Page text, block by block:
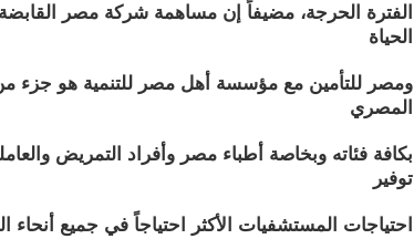
الفترة الحرجة، مضيفاً إن مساهمة شركة مصر القابضة
الحياة
ومصر للتأمين مع مؤسسة أهل مصر للتنمية هو جزء
المصري
بكافة فئاته وبخاصة أطباء مصر وأفراد التمريض
توفير
احتياجات المستشفيات الأكثر احتياجاً في جميع أنحاء